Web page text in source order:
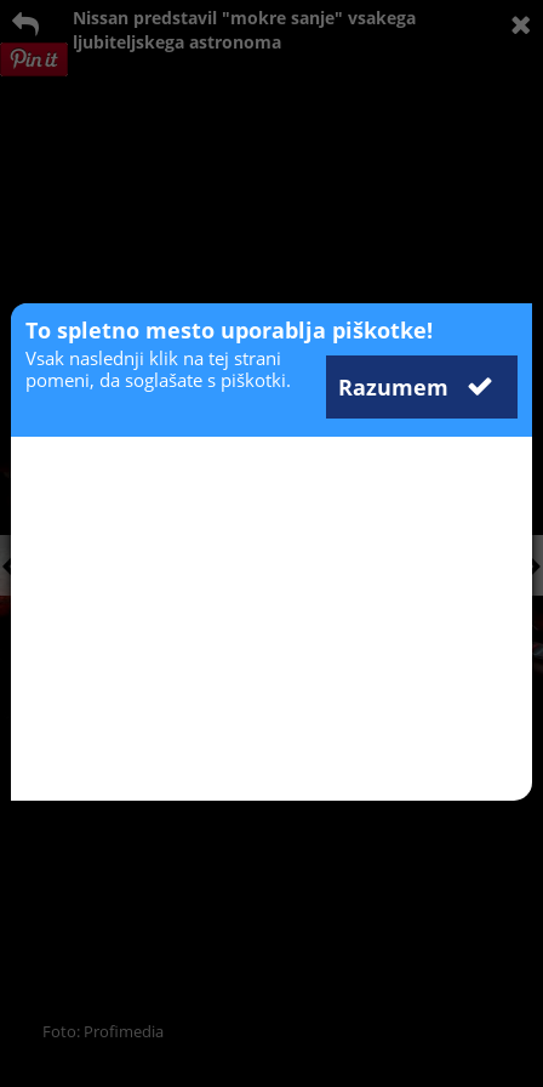
Nissan predstavil "mokre sanje" vsakega
ljubiteljskega astronoma
Foto: Profimedia
To spletno mesto uporablja piškotke!
Razumem
Vsak naslednji klik na tej strani
pomeni, da soglašate s piškotki.